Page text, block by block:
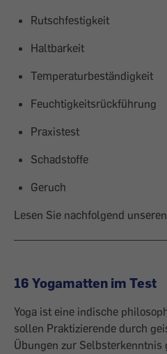
Rutschfestigkeit
Haltbarkeit
Temperaturbeständigkeit
Feuchtigkeitsrückführung
Praxistest
Schadstoffe
Geruch
Lesen Sie nachfolgend
16 Yogamatten im Test
Yoga ist eine indische
sollen Praktizierende durch
Übungen zur Selbsterkenntnis